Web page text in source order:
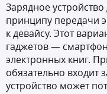
Зарядное
принципу передачи
к девайсу. Этот
гаджетов —
электронных книг.
обязательно входит
устройство может